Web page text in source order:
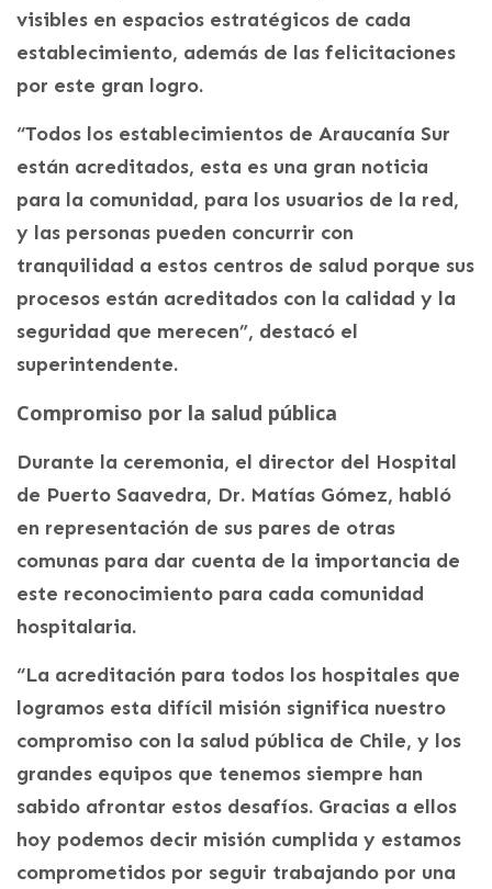
visibles en espacios estratégicos de cada
establecimiento, además de las felicitaciones
por este gran logro.
“Todos los establecimientos de Araucanía Sur
están acreditados, esta es una gran noticia
para la comunidad, para los usuarios de la red,
y las personas pueden concurrir con
tranquilidad a estos centros de salud porque sus
procesos están acreditados con la calidad y la
seguridad que merecen”, destacó el
superintendente.
Compromiso por la salud pública
Durante la ceremonia, el director del Hospital
de Puerto Saavedra, Dr. Matías Gómez, habló
en representación de sus pares de otras
comunas para dar cuenta de la importancia de
este reconocimiento para cada comunidad
hospitalaria.
“La acreditación para todos los hospitales que
logramos esta difícil misión significa nuestro
compromiso con la salud pública de Chile, y los
grandes equipos que tenemos siempre han
sabido afrontar estos desafíos. Gracias a ellos
hoy podemos decir misión cumplida y estamos
comprometidos por seguir trabajando por una